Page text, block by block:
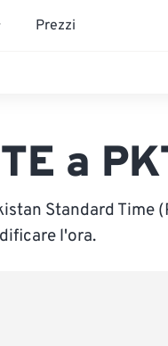
Prezzi
a
Standard Time
l'ora.